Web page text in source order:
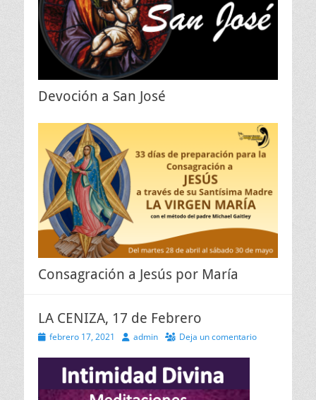
Devoción a San José
Consagración a Jesús por María
LA CENIZA, 17 de Febrero
Publicado
febrero 17, 2021 Autoradmin Deja un comentario